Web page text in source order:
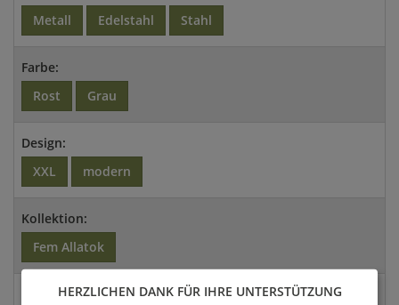
Metall
Edelstahl Stahl
Farbe:
Rost
Grau
Design:
XXL
modern
Kollektion:
Fem Allatok
Artikel- / Versandgewicht:
HERZLICHEN DANK FÜR IHRE UNTERSTÜTZUNG